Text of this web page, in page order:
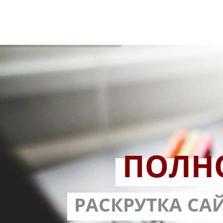
С
РАСКРУТКА